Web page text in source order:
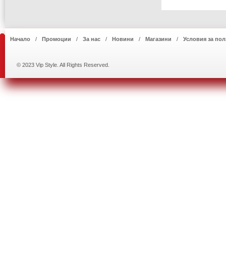
Начало Промоции За нас Новини Магазини Условия за
© 2023 Vip Style. All Rights Reserved.